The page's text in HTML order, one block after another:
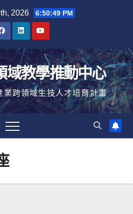
2026 6:50:50 PM
域教學推動中心
業跨領域生技人才培育計畫